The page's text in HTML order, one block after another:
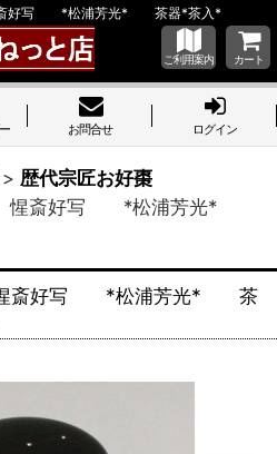
好写 *松浦芳光* 茶器*茶入*
ご利用案内 カート
お問合せ ログイン
> 歴代宗匠お好棗
惺斎好写 *松浦芳光*
斎好写 *松浦芳光* 茶